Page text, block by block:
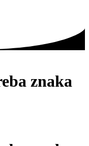
znaka